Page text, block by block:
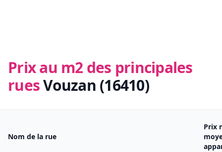
Prix au m2 des principales
ruesVouzan (16410)
Nom de la rue
Prix